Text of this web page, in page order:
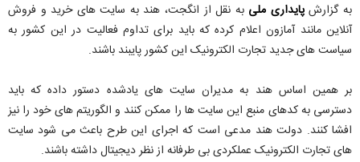
به گزارشپایداری ملی به نقل از انگجت، هند به سایت های خرید و فروش
آنلاین مانند آمازون اعلام کرده که باید برای تداوم فعالیت در این کشور به
سیاست های جدید تجارت الکترونیک این کشور پایبند باشند.
بر همین اساس هند به مدیران سایت های یادشده دستور داده که باید
دسترسی به کدهای منبع این سایت ها را ممکن کنند و الگوریتم های خود را نیز
افشا کنند. دولت هند مدعی است که اجرای این طرح باعث می شود سایت
های تجارت الکترونیک عملکردی بی طرفانه از نظر دیجیتال داشته باشند.